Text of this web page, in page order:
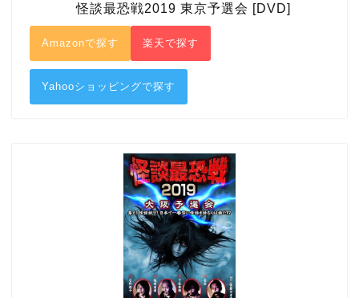
怪談最恐戦2019 東京予選会 [DVD]
Amazonで探す 楽天で探す
Yahooショッピングで探す